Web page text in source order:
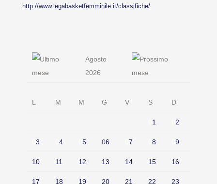
http://www.legabasketfemminile.it/classifiche/
Agosto
2026
L M M G V S D
1 2
3 4 5 06 7 8 9
10 11 12 13 14 15 16
17 18 19 20 21 22 23